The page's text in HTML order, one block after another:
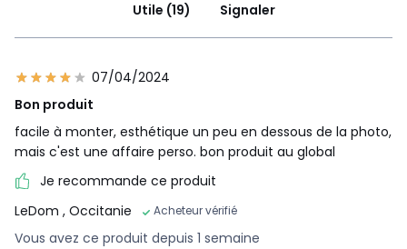
Utile (19) Signaler
07/04/2024
Bon produit
facile à monter, esthétique un peu en dessous de la photo,
mais c'est une affaire perso. bon produit au global
Je recommande ce produit
LeDom , Occitanie Acheteur vérifié
Vous avez ce produit depuis 1 semaine